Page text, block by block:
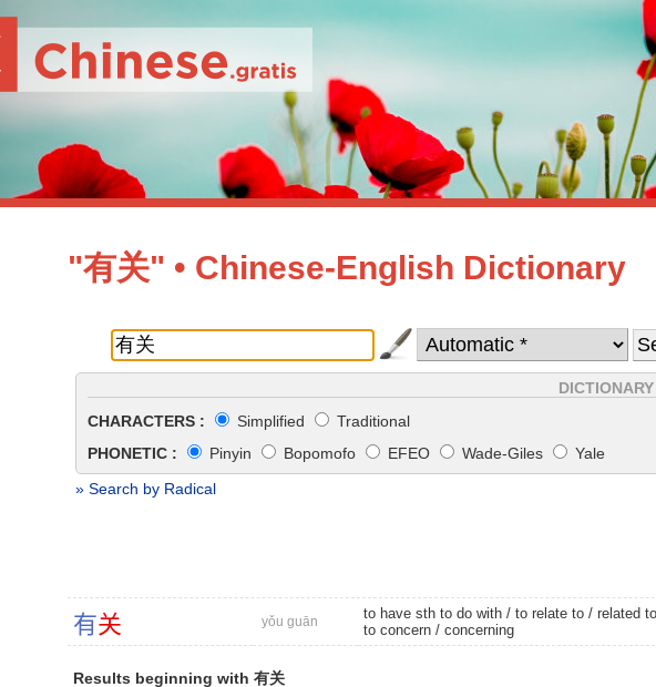
"有关" • Chinese-English Dictionary
CHARACTERS :
Simplified
Traditional
PHONETIC :
Pinyin Bopomofo EFEO Wade-Giles
Yale
» Search by Radical
有关 yǒu guān to have sth to do with / to relate to/ related to
to concern/ concerning
Results beginning with 有关